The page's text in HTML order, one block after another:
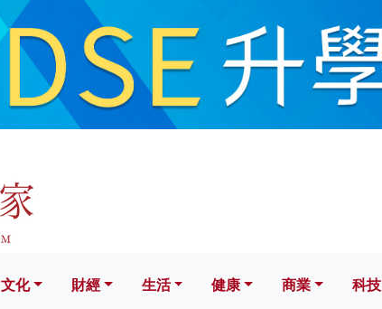
財經 生活 健康 科技
文化 財經 生活 健康 商業 科技